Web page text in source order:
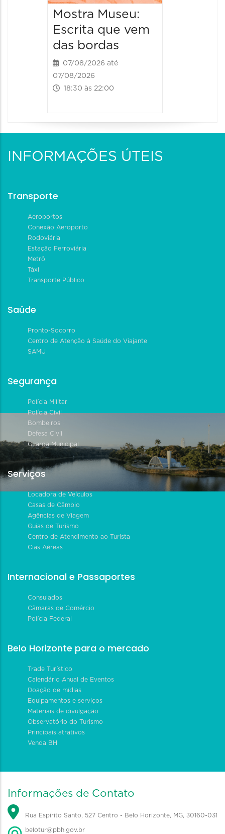
Mostra Museu:
Escrita que vem
das bordas
07/08/2026 até
07/08/2026
18:30 às 22:00
INFORMAÇÕES ÚTEIS
Transporte
Aeroportos
Conexão Aeroporto
Rodoviária
Estação Ferroviária
Metrô
Táxi
Transporte Público
Saúde
Pronto-Socorro
Centro de Atenção à Saúde do Viajante
SAMU
Segurança
Polícia Militar
Polícia Civil
Bombeiros
Defesa Civil
Guarda Municipal
Serviços
Locadora de Veículos
Casas de Câmbio
Agências de Viagem
Guias de Turismo
Centro de Atendimento ao Turista
Cias Aéreas
Internacional e Passaportes
Consulados
Câmaras de Comércio
Polícia Federal
Belo Horizonte para o mercado
Trade Turístico
Calendário Anual de Eventos
Doação de mídias
Equipamentos e serviços
Materiais de divulgação
Observatório do Turismo
Principais atrativos
Venda BH
Informações de Contato
Rua Espírito Santo, 527 Centro - Belo Horizonte, MG, 30160-031
belotur@pbh.gov.br